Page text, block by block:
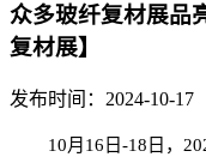
众多玻纤复材展品
复材展】
发布时间：2024-10-17
10月16日-18日，